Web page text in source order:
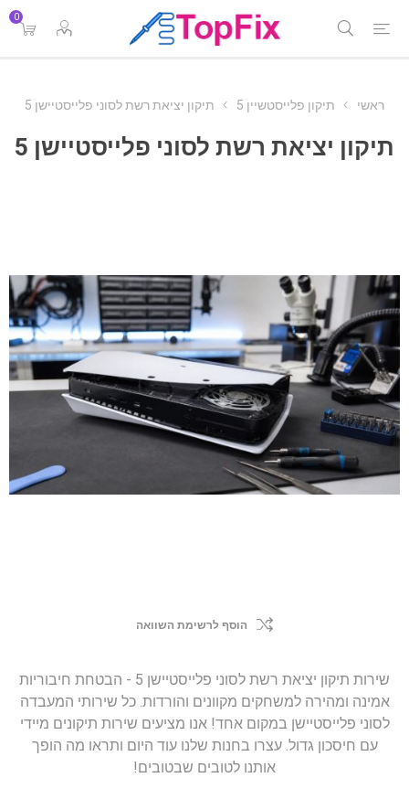
0
ראשי תיקון פלייסטשיין 5 תיקון יציאת רשת לסוני פלייסטיישן 5
תיקון יציאת רשת לסוני פלייסטיישן 5
הוסף לרשימת השוואה
שירות תיקון יציאת רשת לסוני פלייסטיישן 5 - הבטחת חיבוריות
אמינה ומהירה למשחקים מקוונים והורדות. כל שירותי המעבדה
לסוני פלייסטיישן במקום אחד! אנו מציעים שירות תיקונים מיידי
עם חיסכון גדול. עצרו בחנות שלנו עוד היום ותראו מה הופך
אותנו לטובים שבטובים!